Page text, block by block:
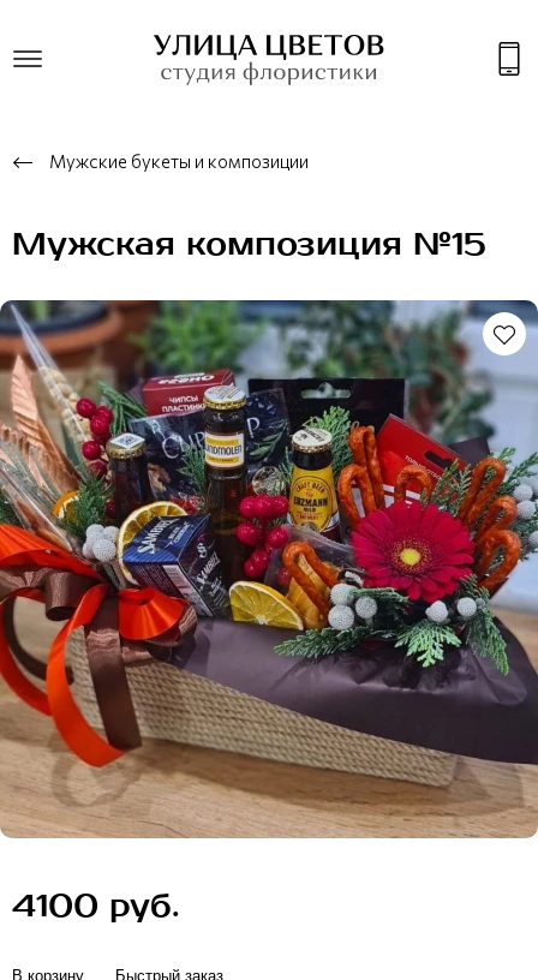
Мужские букеты и композиции
Мужская композиция №15
4100 руб.
В корзину Быстрый заказ